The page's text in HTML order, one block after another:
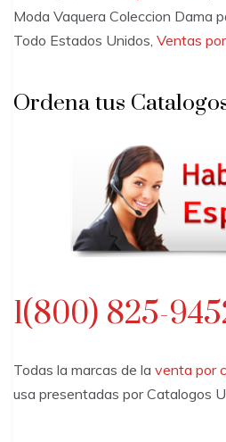
Moda Vaquera Coleccion Dama
Todo Estados Unidos, Ventas
Ordena tus
1(800) 825-
Todas la marcas de la venta por
usa presentadas por Catalogos